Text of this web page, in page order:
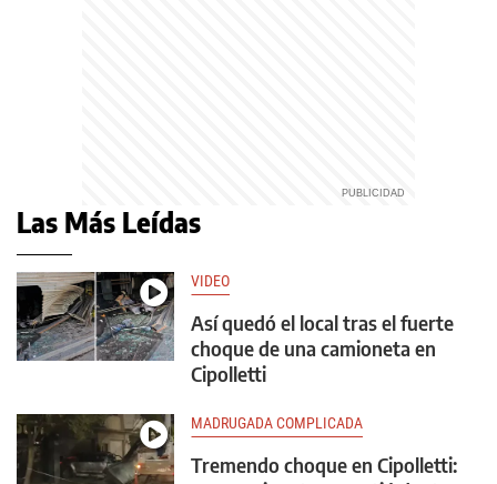
Las Más Leídas
VIDEO
Así quedó el local tras el fuerte
choque de una camioneta en
Cipolletti
MADRUGADA COMPLICADA
Tremendo choque en Cipolletti: